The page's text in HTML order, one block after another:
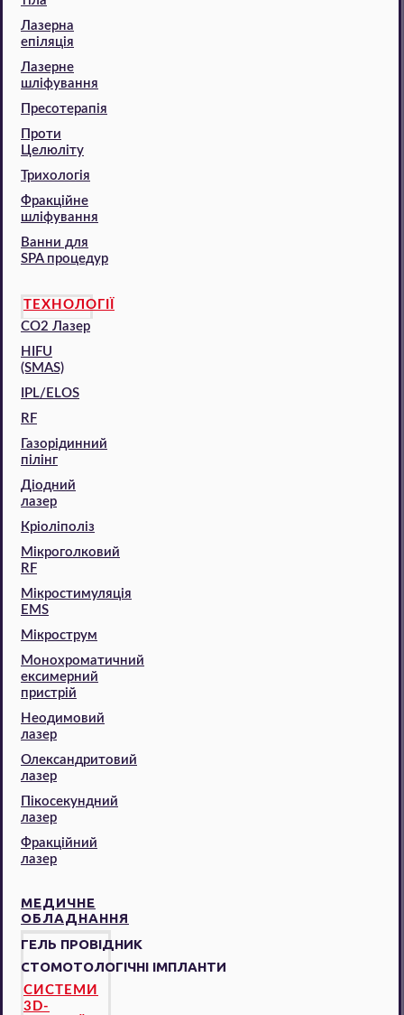
Лазерна
епіляція
Лазерне
шліфування
Пресотерапія
Проти
Целюліту
Трихологія
Фракційне
шліфування
Ванни для
SPA процедур
ТЕХНОЛОГІЇ
CO2 Лазер
HIFU
(SMAS)
IPL/ELOS
RF
Газорідинний
пілінг
Діодний
лазер
Кріоліполіз
Мікроголковий
RF
Мікростимуляція
EMS
Мікрострум
Монохроматичний
ексимерний
пристрій
Неодимовий
лазер
Олександритовий
лазер
Пікосекундний
лазер
Фракційний
лазер
МЕДИЧНЕ
ОБЛАДНАННЯ
ГЕЛЬ ПРОВІДНИК
СТОМОТОЛОГІЧНІ ІМПЛАНТИ
СИСТЕМИ
3D-